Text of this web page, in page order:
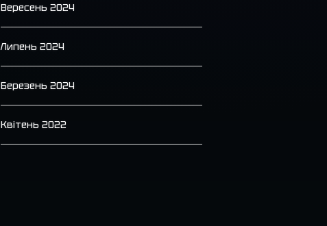
Вересень 2024
Липень 2024
Березень 2024
Квітень 2022